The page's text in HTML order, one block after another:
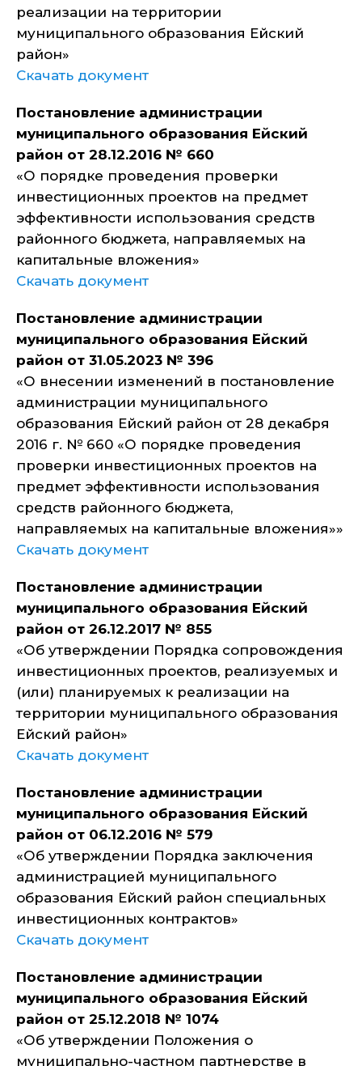
реализации на территории
муниципального образования Ейский
район»
Скачать документ
Постановление администрации
муниципального образования Ейский
район от 28.12.2016 № 660
«О порядке проведения проверки
инвестиционных проектов на предмет
эффективности использования средств
районного бюджета, направляемых на
капитальные вложения»
Скачать документ
Постановление администрации
муниципального образования Ейский
район от 31.05.2023 № 396
«О внесении изменений в постановление
администрации муниципального
образования Ейский район от 28 декабря
2016 г. № 660 «О порядке проведения
проверки инвестиционных проектов на
предмет эффективности использования
средств районного бюджета,
направляемых на капитальные вложения»»
Скачать документ
Постановление администрации
муниципального образования Ейский
район от 26.12.2017 № 855
«Об утверждении Порядка сопровождения
инвестиционных проектов, реализуемых и
(или) планируемых к реализации на
территории муниципального образования
Ейский район»
Скачать документ
Постановление администрации
муниципального образования Ейский
район от 06.12.2016 № 579
«Об утверждении Порядка заключения
администрацией муниципального
образования Ейский район специальных
инвестиционных контрактов»
Скачать документ
Постановление администрации
муниципального образования Ейский
район от 25.12.2018 № 1074
«Об утверждении Положения о
муниципально-частном партнерстве в